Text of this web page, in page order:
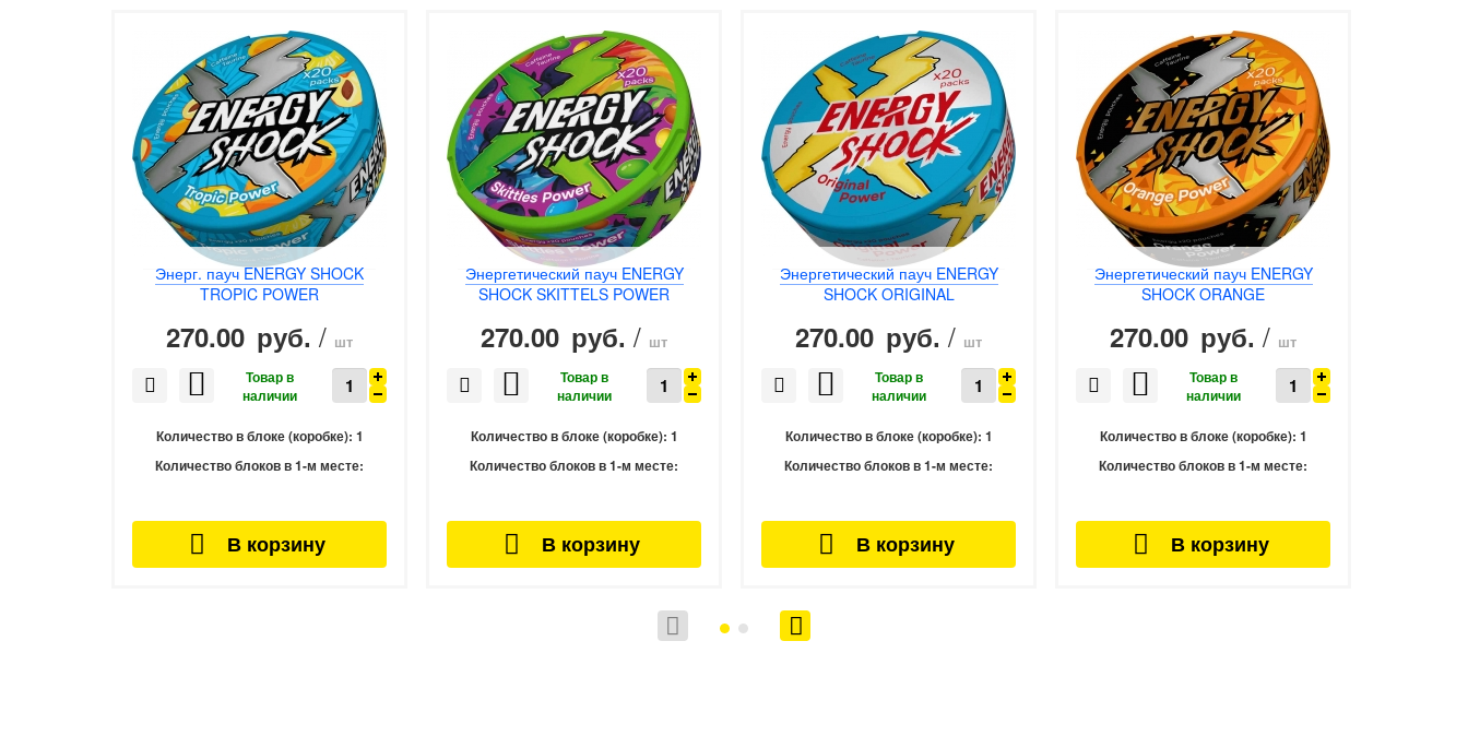
Энерг. пауч ENERGY SHOCK
TROPIC POWER
270.00 руб. / шт
Количество в блоке (коробке): 1
Количество блоков в 1-м месте:
Энергетический пауч ENERGY
SHOCK SKITTELS POWER
270.00 руб. / шт
Количество в блоке (коробке): 1
Количество блоков в 1-м месте:
Энергетический пауч ENERGY
SHOCK ORIGINAL
270.00 руб. / шт
Количество в блоке (коробке): 1
Количество блоков в 1-м месте:
Энергетический пауч ENERGY
SHOCK ORANGE
270.00 руб. / шт
Количество в блоке (коробке): 1
Количество блоков в 1-м месте: